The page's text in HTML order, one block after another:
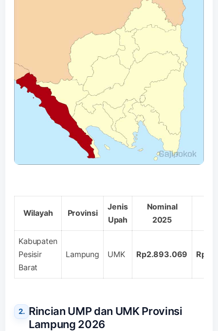
Wilayah Provinsi
Jenis
Upah
Nominal
2025
Kabupaten
Pesisir
Barat
Lampung UMK Rp2.893.069
Rincian UMP dan UMK Provinsi
Lampung 2026